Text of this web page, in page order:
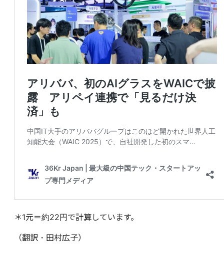
＊1元＝約22円で計算しています。
（翻訳・田村広子）